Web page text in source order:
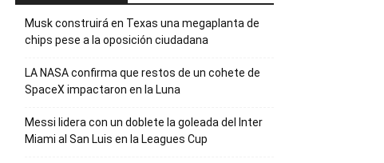
Musk construirá en Texas una megaplanta de
chips pese a la oposición ciudadana
LA NASA confirma que restos de un cohete de
SpaceX impactaron en la Luna
Messi lidera con un doblete la goleada del Inter
Miami al San Luis en la Leagues Cup